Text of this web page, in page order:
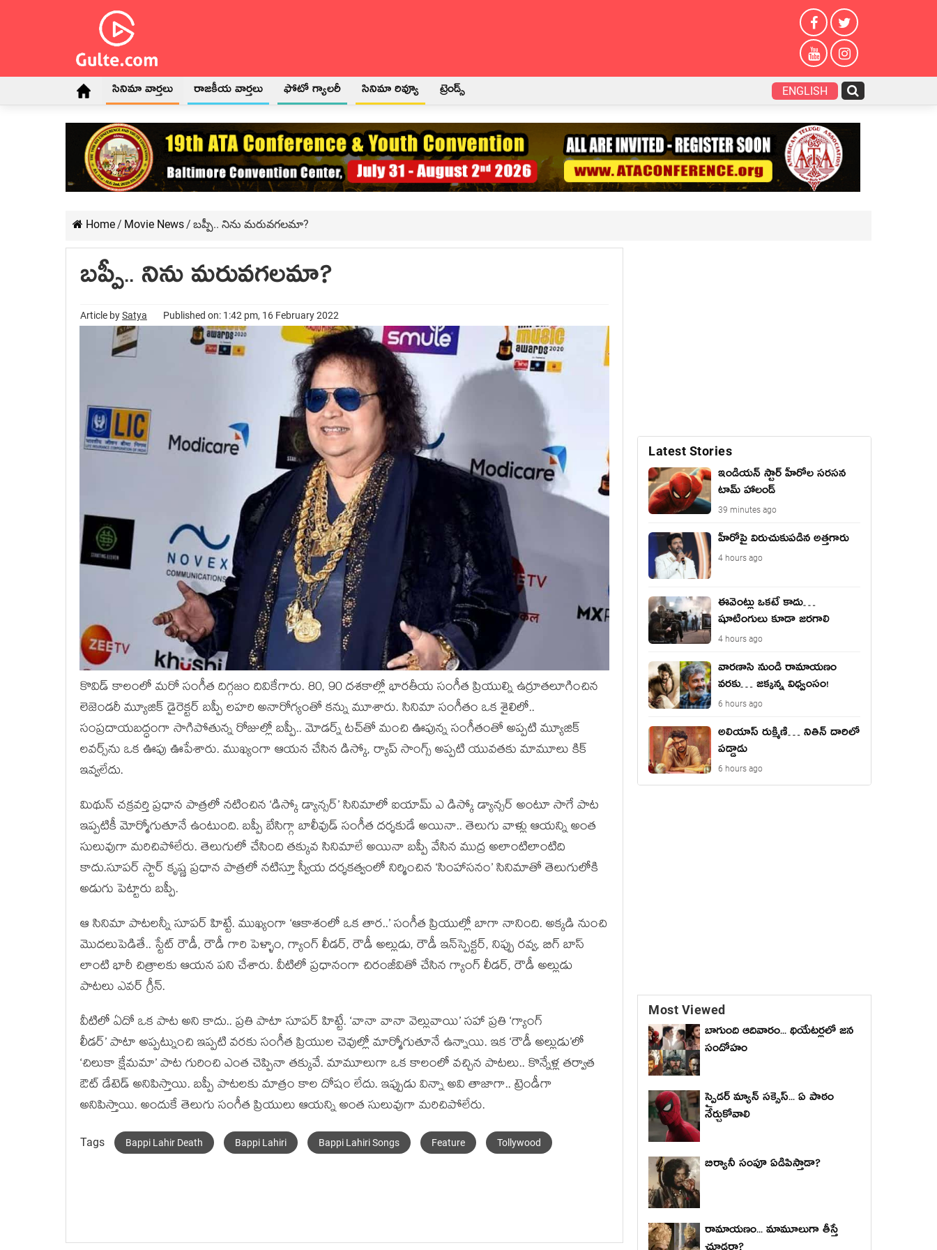
సినిమా వార్తలు రాజకీయ వార్తలు ఫోటో గ్యాలరీ సినిమా రివ్యూ ట్రెండ్స్ ENGLISH
Home / Movie News / బప్పీ.. నిను మరువగలమా?
బప్పీ.. నిను మరువగలమా?
Article bySatya Published on: 1:42 pm, 16 February 2022
కొవిడ్ కాలంలో మరో సంగీత దిగ్గజం దివికేగారు. 80, 90 దశకాల్లో భారతీయ సంగీత ప్రియుల్ని ఉర్రూతలూగించిన
లెజెండరీ మ్యూజిక్ డైరెక్టర్ బప్పీ లహరి అనారోగ్యంతో కన్ను మూశారు. సినిమా సంగీతం ఒక శైలిలో..
సంప్రదాయబద్ధంగా సాగిపోతున్న రోజుల్లో బప్పీ.. మోడర్న్ టచ్‌తో మంచి ఊపున్న సంగీతంతో అప్పటి మ్యూజిక్
లవర్స్‌ను ఒక ఊపు ఊపేశారు. ముఖ్యంగా ఆయన చేసిన డిస్కో, ర్యాప్ సాంగ్స్ అప్పటి యువతకు మామూలు కిక్
ఇవ్వలేదు.
మిథున్ చక్రవర్తి ప్రధాన పాత్రలో నటించిన ‘డిస్కో డ్యాన్సర్’ సినిమాలో ఐయామ్ ఎ డిస్కో డ్యాన్సర్ అంటూ సాగే పాట
ఇప్పటికీ మోర్మోగుతూనే ఉంటుంది. బప్పీ బేసిగ్గా బాలీవుడ్ సంగీత దర్శకుడే అయినా.. తెలుగు వాళ్లు ఆయన్ని అంత
సులువుగా మరిచిపోలేరు. తెలుగులో చేసింది తక్కువ సినిమాలే అయినా బప్పీ వేసిన ముద్ర అలాంటిలాంటిది
కాదు.సూపర్ స్టార్ కృష్ణ ప్రధాన పాత్రలో నటిస్తూ స్వీయ దర్శకత్వంలో నిర్మించిన ‘సింహాసనం’ సినిమాతో తెలుగులోకి
అడుగు పెట్టారు బప్పీ.
ఆ సినిమా పాటలన్నీ సూపర్ హిట్టే. ముఖ్యంగా ‘ఆకాశంలో ఒక తార..’ సంగీత ప్రియుల్లో బాగా నానింది. అక్కడి నుంచి
మొదలుపెడితే.. స్టేట్ రౌడీ, రౌడీ గారి పెళ్ళాం, గ్యాంగ్ లీడర్, రౌడీ అల్లుడు, రౌడీ ఇన్‌స్పెక్టర్, నిప్పు రవ్వ, బిగ్ బాస్
లాంటి భారీ చిత్రాలకు ఆయన పని చేశారు. వీటిలో ప్రధానంగా చిరంజీవితో చేసిన గ్యాంగ్ లీడర్, రౌడీ అల్లుడు
పాటలు ఎవర్ గ్రీన్.
వీటిలో ఏదో ఒక పాట అని కాదు.. ప్రతి పాటా సూపర్ హిట్టే. ‘వానా వానా వెల్లువాయి’ సహా ప్రతి ‘గ్యాంగ్
లీడర్’ పాటా అప్పట్నుంచి ఇప్పటి వరకు సంగీత ప్రియుల చెవుల్లో మార్మోగుతూనే ఉన్నాయి. ఇక ‘రౌడీ అల్లుడు’లో
‘చిలుకా క్షేమమా’ పాట గురించి ఎంత చెప్పినా తక్కువే. మామూలుగా ఒక కాలంలో వచ్చిన పాటలు.. కొన్నేళ్ల తర్వాత
ఔట్ డేటెడ్ అనిపిస్తాయి. బప్పీ పాటలకు మాత్రం కాల దోషం లేదు. ఇప్పుడు విన్నా అవి తాజాగా.. ట్రెండీగా
అనిపిస్తాయి. అందుకే తెలుగు సంగీత ప్రియులు ఆయన్ని అంత సులువుగా మరిచిపోలేరు.
Tags Bappi Lahir Death Bappi Lahiri Bappi Lahiri Songs Feature Tollywood
Latest Stories
ఇండియన్ స్టార్ హీరోల సరసన
టామ్ హాలండ్
39 minutes ago
హీరోపై విరుచుకుపడిన అత్తగారు
4 hours ago
ఈవెంట్లు ఒకటే కాదు…
షూటింగులు కూడా జరగాలి
4 hours ago
వారణాసి నుండి రామాయణం
వరకు… జక్కన్న విధ్వంసం!
6 hours ago
అలియాస్ రుక్మిణి… నితిన్ దారిలో
పడ్డాడు
6 hours ago
Most Viewed
బాగుంది ఆదివారం... థియేటర్లలో జన
సందోహం
స్పైడర్ మ్యాన్ సక్సెస్... ఏ పాఠం
నేర్చుకోవాలి
బిర్యానీ సంపూ ఏడిపిస్తాడా?
రామాయణం... మామూలుగా తీస్తే